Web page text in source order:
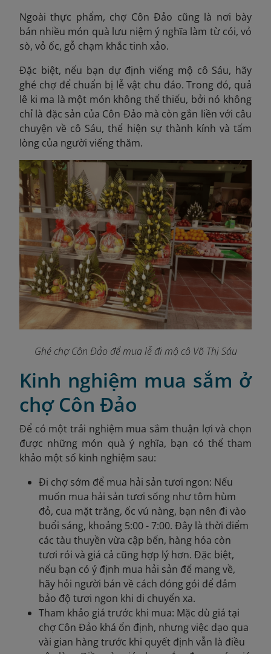
Ngoài thực phẩm, chợ Côn Đảo cũng là nơi bày
bán nhiều món quà lưu niệm ý nghĩa làm từ cói, vỏ
sò, vỏ ốc, gỗ chạm khắc tinh xảo.
Đặc biệt, nếu bạn dự định viếng mộ cô Sáu, hãy
ghé chợ để chuẩn bị lễ vật chu đáo. Trong đó, quả
lê ki ma là một món không thể thiếu, bởi nó không
chỉ là đặc sản của Côn Đảo mà còn gắn liền với câu
chuyện về cô Sáu, thể hiện sự thành kính và tấm
lòng của người viếng thăm.
Ghé chợ Côn Đảo để mua lễ đi mộ cô Võ Thị Sáu
Kinh nghiệm mua sắm ở
chợ Côn Đảo
Để có một trải nghiệm mua sắm thuận lợi và chọn
được những món quà ý nghĩa, bạn có thể tham
khảo một số kinh nghiệm sau:
Đi chợ sớm để mua hải sản tươi ngon: Nếu
muốn mua hải sản tươi sống như tôm hùm
đỏ, cua mặt trăng, ốc vú nàng, bạn nên đi vào
buổi sáng, khoảng 5:00 - 7:00. Đây là thời điểm
các tàu thuyền vừa cập bến, hàng hóa còn
tươi rói và giá cả cũng hợp lý hơn. Đặc biệt,
nếu bạn có ý định mua hải sản để mang về,
hãy hỏi người bán về cách đóng gói để đảm
bảo độ tươi ngon khi di chuyển xa.
Tham khảo giá trước khi mua: Mặc dù giá tại
chợ Côn Đảo khá ổn định, nhưng việc dạo qua
vài gian hàng trước khi quyết định vẫn là điều